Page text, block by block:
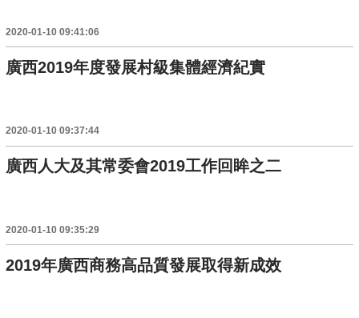
2020-01-10 09:41:06
廣西2019年度發展村級集體經濟紀實
2020-01-10 09:37:44
廣西人大及其常委會2019工作回眸之二
2020-01-10 09:35:29
2019年廣西商務高品質發展取得新成效